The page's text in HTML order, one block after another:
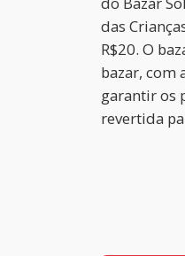
das
R$20. O
bazar, com
garantir os
revertida